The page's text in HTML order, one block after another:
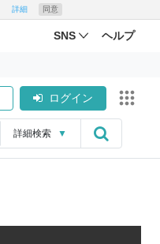
詳細 同意
SNS ヘルプ
ログイン
詳細検索 ▼